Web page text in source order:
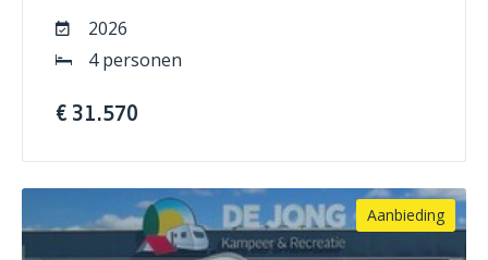
2026
4 personen
€ 31.570
Aanbieding